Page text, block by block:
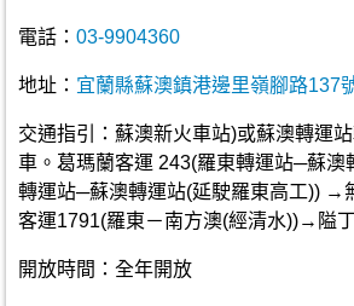
電話： 03-9904360
地址： 宜蘭縣蘇澳鎮港邊里嶺腳路137
交通指引：蘇澳新火車站)或蘇澳轉運
車。葛瑪蘭客運 243(羅東轉運站─蘇澳
轉運站─蘇澳轉運站(延駛羅東高工)) →
客運1791(羅東－南方澳(經清水))→隘
開放時間：全年開放